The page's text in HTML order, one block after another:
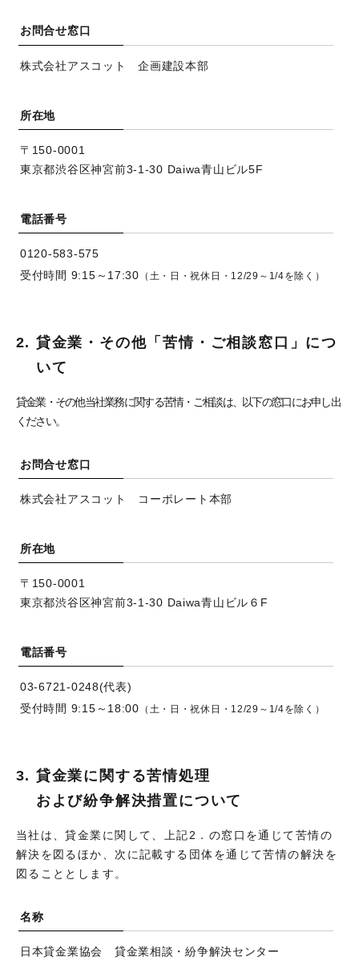
お問合せ窓口
株式会社アスコット 企画建設本部
所在地
〒150-0001
東京都渋谷区神宮前3-1-30 Daiwa青山ビル5F
電話番号
0120-583-575
受付時間 9:15～17:30 （土・日・祝休日・12/29～1/4を除く）
2. 貸金業・その他「苦情・ご相談窓口」につ
いて
貸金業・その他当社業務に関する苦情・ご相談は、以下の窓口にお申し出
ください。
お問合せ窓口
株式会社アスコット コーポレート本部
所在地
〒150-0001
東京都渋谷区神宮前3-1-30 Daiwa青山ビル６F
電話番号
03-6721-0248(代表)
受付時間 9:15～18:00 （土・日・祝休日・12/29～1/4を除く）
3. 貸金業に関する苦情処理
および紛争解決措置について
当社は、貸金業に関して、上記2．の窓口を通じて苦情の
解決を図るほか、次に記載する団体を通じて苦情の解決を
図ることとします。
名称
日本貸金業協会 貸金業相談・紛争解決センター